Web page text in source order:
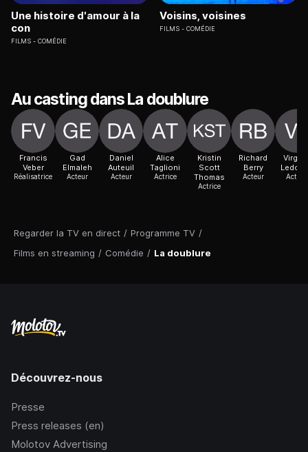
Regarder la TV en direct / Programme TV /
Films en streaming / Comédie / La doublure
Une histoire d'amour à la
con
FILMS COMÉDIE
Voisins, voisines
FILMS COMÉDIE
Au casting dans La doublure
Francis
Veber
Réalisatrice
Gad
Elmaleh
Acteur
Daniel
Auteuil
Acteur
Alice
Taglioni
Actrice
Kristin
Scott
Thomas
Actrice
Richard
Berry
Acteur Actrice
Découvrez-nous
Presse
Press releases (en)
Molotov Advertising